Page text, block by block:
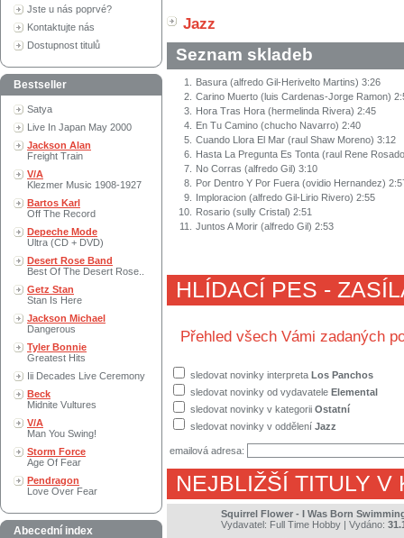
Jste u nás poprvé?
Kontaktujte nás
Dostupnost titulů
Bestseller
Satya
Live In Japan May 2000
Jackson Alan
Freight Train
V/A
Klezmer Music 1908-1927
Bartos Karl
Off The Record
Depeche Mode
Ultra (CD + DVD)
Desert Rose Band
Best Of The Desert Rose..
Getz Stan
Stan Is Here
Jackson Michael
Dangerous
Tyler Bonnie
Greatest Hits
Iii Decades Live Ceremony
Beck
Midnite Vultures
V/A
Man You Swing!
Storm Force
Age Of Fear
Pendragon
Love Over Fear
Abecední index
Jazz
Seznam skladeb
1.
Basura (alfredo Gil-Herivelto Martins) 3:26
2. Carino Muerto (luis Cardenas-Jorge Ramon)
3.
Hora Tras Hora (hermelinda Rivera) 2:45
4.
En Tu Camino (chucho Navarro) 2:40
5. Cuando Llora El Mar (raul Shaw Moreno) 3:12
6.
Hasta La Pregunta Es Tonta (raul Rene
7.
No Corras (alfredo Gil) 3:10
8.
Por Dentro Y Por Fuera (ovidio Hernandez)
9.
Imploracion (alfredo Gil-Lirio Rivero) 2:55
10.
Rosario (sully Cristal) 2:51
11.
Juntos A Morir (alfredo Gil) 2:53
HLÍDACÍ PES -
Přehled všech Vámi zadaných
sledovat novinky interpreta Los Panchos
sledovat novinky od vydavatele Elemental
sledovat novinky v kategorii Ostatní
sledovat novinky v oddělení Jazz
emailová adresa:
NEJBLIŽŠÍ TITULY V
Squirrel Flower - I Was Born
Vydavatel: Full Time Hobby | Vydáno: